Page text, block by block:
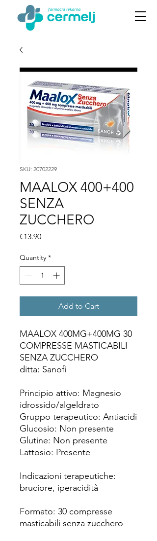
SKU: 20702229
MAALOX 400+400
SENZA
ZUCCHERO
€13.90Price
Quantity *
Add to Cart
MAALOX 400MG+400MG 30
COMPRESSE MASTICABILI
SENZA ZUCCHERO
ditta: Sanofi
Principio attivo: Magnesio
idrossido/algeldrato
Gruppo terapeutico: Antiacidi
Glucosio: Non presente
Glutine: Non presente
Lattosio: Presente
Indicazioni terapeutiche:
bruciore, iperacidità
Formato: 30 compresse
masticabili senza zucchero